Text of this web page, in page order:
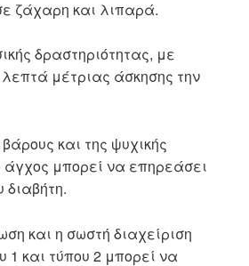
ζάχαρη και λιπαρά.
δραστηριότητας, με
μέτριας άσκησης την
και της ψυχικής
άγχος μπορεί να επηρεάσει
διαβήτη.
και η σωστή διαχείριση
1 και τύπου 2 μπορεί να